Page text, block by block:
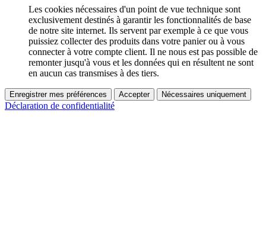
Les cookies nécessaires d'un point de vue technique sont
exclusivement destinés à garantir les fonctionnalités de base
de notre site internet. Ils servent par exemple à ce que vous
puissiez collecter des produits dans votre panier ou à vous
connecter à votre compte client. Il ne nous est pas possible de
remonter jusqu'à vous et les données qui en résultent ne sont
en aucun cas transmises à des tiers.
Enregistrer mes préférences Accepter Nécessaires uniquement
Déclaration de confidentialité